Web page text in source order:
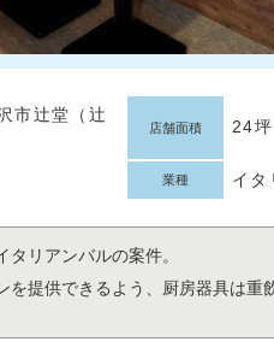
市辻堂（辻
店舗面積 24坪
業種 イタ
タリアンバルの案件。
を提供できるよう、厨房器具は重